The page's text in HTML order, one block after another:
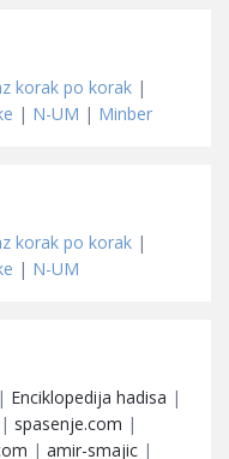
korak po korak |
| N-UM | Minber
korak po korak |
| N-UM
| Enciklopedija hadisa |
| spasenje.com |
| amir-smajic |